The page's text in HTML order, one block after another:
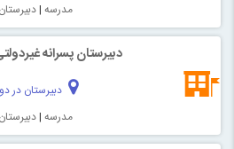
مدرسه |دبیرستان
دبیرستان پسرانه
دبیرستان در
مدرسه |دبیرستان